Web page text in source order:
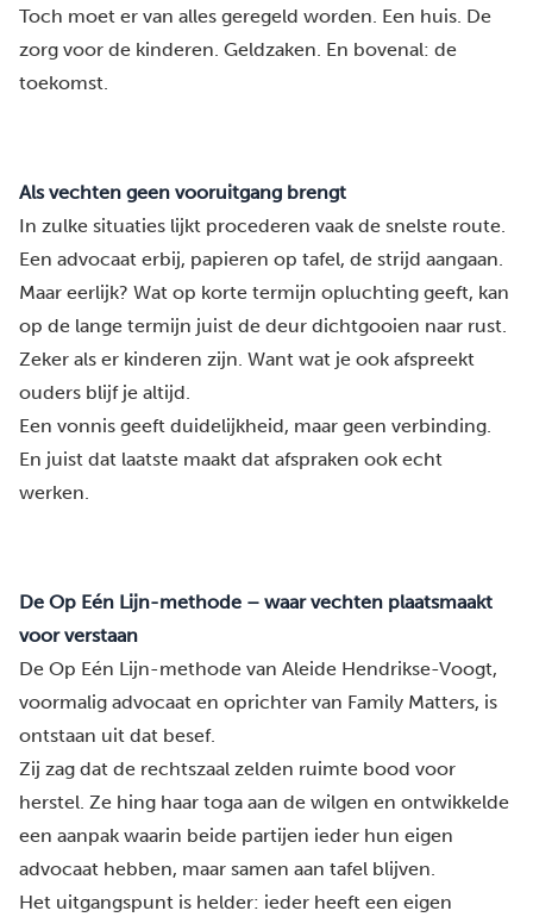
Toch moet er van alles geregeld worden. Een huis. De
zorg voor de kinderen. Geldzaken. En bovenal: de
toekomst.
Als vechten geen vooruitgang brengt
In zulke situaties lijkt procederen vaak de snelste route.
Een advocaat erbij, papieren op tafel, de strijd aangaan.
Maar eerlijk? Wat op korte termijn opluchting geeft, kan
op de lange termijn juist de deur dichtgooien naar rust.
Zeker als er kinderen zijn. Want wat je ook afspreekt
ouders blijf je altijd.
Een vonnis geeft duidelijkheid, maar geen verbinding.
En juist dat laatste maakt dat afspraken ook echt
werken.
De Op Eén Lijn-methode – waar vechten plaatsmaakt
voor verstaan
De Op Eén Lijn-methode van Aleide Hendrikse-Voogt,
voormalig advocaat en oprichter van Family Matters, is
ontstaan uit dat besef.
Zij zag dat de rechtszaal zelden ruimte bood voor
herstel. Ze hing haar toga aan de wilgen en ontwikkelde
een aanpak waarin beide partijen ieder hun eigen
advocaat hebben, maar samen aan tafel blijven.
Het uitgangspunt is helder: ieder heeft een eigen